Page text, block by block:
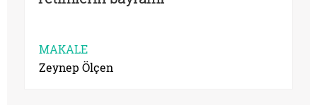
MAKALE
Zeynep Ölçen